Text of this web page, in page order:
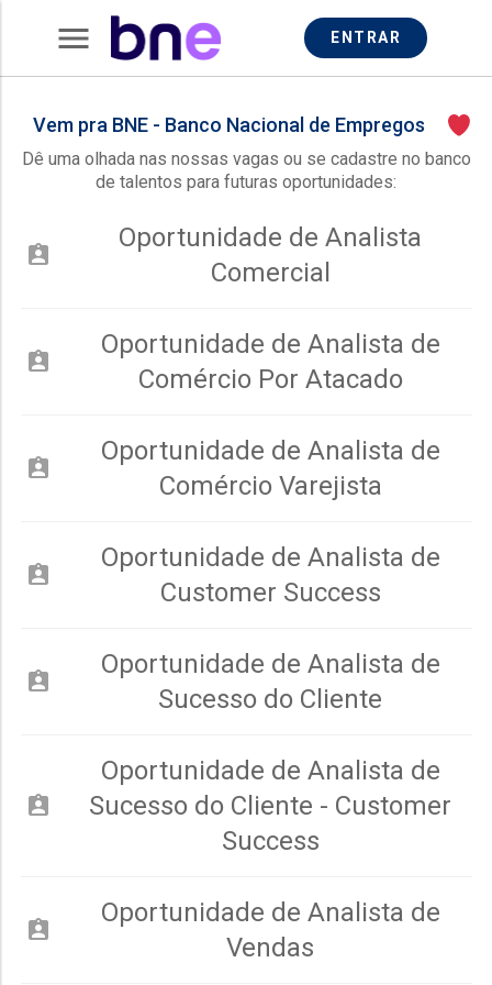
menu ENTRAR
Vem pra BNE - Banco Nacional de Empregos
Dê uma olhada nas nossas vagas ou se cadastre no banco
de talentos para futuras oportunidades:
assignment_ind
Oportunidade de Analista
Comercial
assignment_ind
Oportunidade de Analista de
Comércio Por Atacado
assignment_ind
Oportunidade de Analista de
Comércio Varejista
assignment_ind
Oportunidade de Analista de
Customer Success
assignment_ind
Oportunidade de Analista de
Sucesso do Cliente
assignment_ind
Oportunidade de Analista de
Sucesso do Cliente - Customer
Success
assignment_ind
Oportunidade de Analista de
Vendas